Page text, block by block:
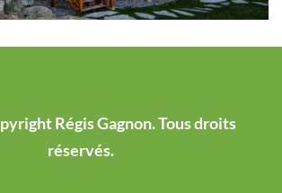
Régis Gagnon. Tous droits
réservés.